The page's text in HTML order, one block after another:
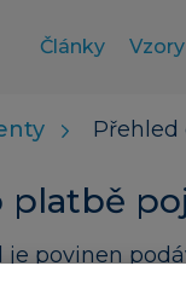
Články
Přehled
platbě
je povinen